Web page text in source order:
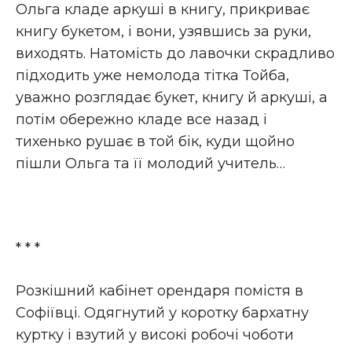
Ольга кладе аркуші в книгу, прикриває
книгу букетом, і вони, узявшись за руки,
виходять. Натомість до лавочки скрадливо
підходить уже немолода тітка Тойба,
уважно розглядає букет, книгу й аркуші, а
потім обережно кладе все назад і
тихенько рушає в той бік, куди щойно
пішли Ольга та її молодий учитель…
* * *
Розкішний кабінет орендаря помістя в
Софіївці. Одягнутий у коротку бархатну
куртку і взутий у високі робочі чоботи